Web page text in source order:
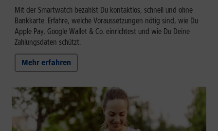
Mit der Smartwatch bezahlst Du kontaktlos, schnell und ohne
Bankkarte. Erfahre, welche Voraussetzungen nötig sind, wie Du
Apple Pay, Google Wallet & Co. einrichtest und wie Du Deine
Zahlungsdaten schützt.
Mehr erfahren